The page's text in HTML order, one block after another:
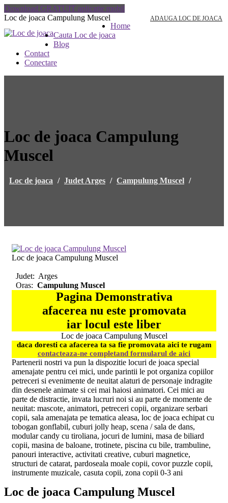
Download GRATUIT aplicatie mobil
Loc de joaca Campulung Muscel
ADAUGA LOC DE JOACA
Home
Cauta Loc de joaca
Blog
Contact
Conectare
Loc de joaca Campulung
Muscel
Loc de joaca / Judet Arges / Campulung Muscel /
Loc de joaca Campulung Muscel
Judet: Arges
Oras: Campulung Muscel
Pagina Demonstrativa
afacerea nu este promovata
iar locul este liber
Loc de joaca Campulung Muscel
daca doresti ca afacerea ta sa fie promovata aici te rugam
contacteaza-ne completand formularul de aici
Partenerii nostri va pun la dispozitie locuri de joaca special
amenajate pentru cei mici, unde parintii le pot organiza copiilor
petreceri si evenimente de neuitat alaturi de personaje indragite
din desenele animate si cei mai haiosi animatori. Cei mici au
parte de distractie, invata lucruri noi si au parte de momente de
neuitat: mascote, animatori, petreceri copii, organizare serbari
copii, sala amenajata pe tematica aleasa, loc de joaca echipat cu
tobogan gonflabil, cuburi jolly heap, scena / sala de dans,
modular candy cu tiroliana, jocuri de lumini, masa de biliard
copii, masina de baloane, trotinete, piscina cu bile, trambuline,
panouri interactive, activitati creative, cuburi magnetice,
structuri de catarat, pardoseala moale copii, covor puzzle copii,
instrumente muzicale, casuta copii, zona copii 0-3 ani
Loc de joaca Campulung Muscel